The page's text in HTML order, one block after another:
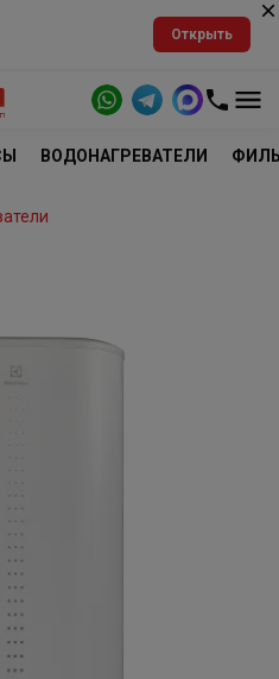
Открыть
ВОДОНАГРЕВАТЕЛИ